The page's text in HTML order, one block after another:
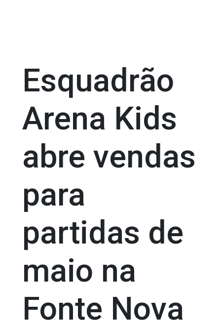
Esquadrão
Arena Kids
abre vendas
para
partidas de
maio na
Fonte Nova